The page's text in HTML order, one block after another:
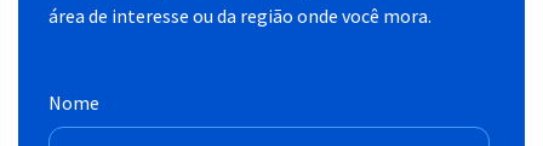
área de interesse ou da região onde você mora.
Nome